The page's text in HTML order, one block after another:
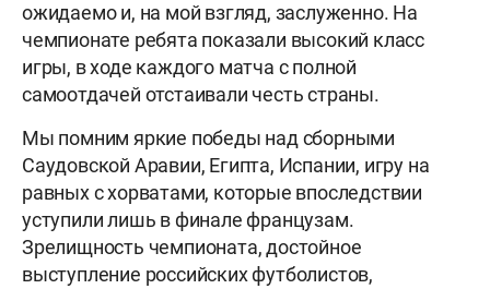
ожидаемо и, на мой взгляд, заслуженно. На
чемпионате ребята показали высокий класс
игры, в ходе каждого матча с полной
самоотдачей отстаивали честь страны.
Мы помним яркие победы над сборными
Саудовской Аравии, Египта, Испании, игру на
равных с хорватами, которые впоследствии
уступили лишь в финале французам.
Зрелищность чемпионата, достойное
выступление российских футболистов,